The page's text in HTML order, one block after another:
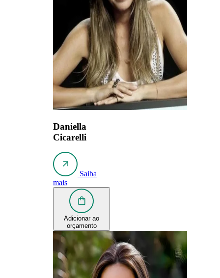
Daniella
Cicarelli
Saiba
mais
Adicionar ao
orçamento